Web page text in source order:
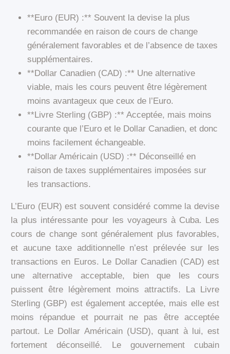
**Euro (EUR) :** Souvent la devise la plus
recommandée en raison de cours de change
généralement favorables et de l’absence de taxes
supplémentaires.
**Dollar Canadien (CAD) :** Une alternative
viable, mais les cours peuvent être légèrement
moins avantageux que ceux de l’Euro.
**Livre Sterling (GBP) :** Acceptée, mais moins
courante que l’Euro et le Dollar Canadien, et donc
moins facilement échangeable.
**Dollar Américain (USD) :** Déconseillé en
raison de taxes supplémentaires imposées sur
les transactions.
L’Euro (EUR) est souvent considéré comme la devise
la plus intéressante pour les voyageurs à Cuba. Les
cours de change sont généralement plus favorables,
et aucune taxe additionnelle n’est prélevée sur les
transactions en Euros. Le Dollar Canadien (CAD) est
une alternative acceptable, bien que les cours
puissent être légèrement moins attractifs. La Livre
Sterling (GBP) est également acceptée, mais elle est
moins répandue et pourrait ne pas être acceptée
partout. Le Dollar Américain (USD), quant à lui, est
fortement déconseillé. Le gouvernement cubain